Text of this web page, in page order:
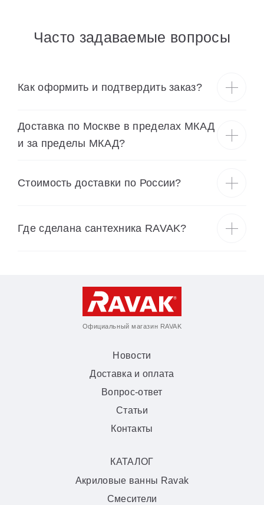
Часто задаваемые вопросы
Как оформить и подтвердить заказ?
Доставка по Москве в пределах МКАД
и за пределы МКАД?
Cтоимость доставки по России?
Где сделана сантехника RAVAK?
Официальный магазин RAVAK
Новости
Доставка и оплата
Вопрос-ответ
Статьи
Контакты
КАТАЛОГ
Акриловые ванны Ravak
Смесители